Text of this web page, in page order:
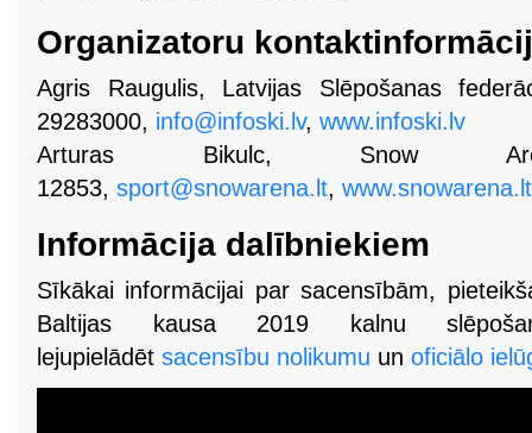
Organizatoru
Agris Raugulis, Latvijas Slēpošanas
29283000, info@infoski.lv, www.infoski.lv
Arturas Bikulc, Snow
12853, sport@snowarena.lt, www.snowarena.lt
Informācija dalībniekiem
Sīkākai informācijai par sacensībām,
Baltijas kausa 2019 kalnu
lejupielādēt sacensību nolikumu un oficiālo